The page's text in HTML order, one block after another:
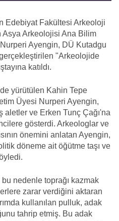
Edebiyat Fakültesi Arkeoloji
Asya Arkeolojisi Ana Bilim
Ayengin, DÜ Kutadgu
"Arkeolojide
katıldı.
yürütülen Kahin Tepe
Üyesi Nurperi Ayengin,
aletler ve Erken Tunç Çağı'na
gösterdi. Arkeologlar ve
önemini anlatan Ayengin,
döneme ait öğütme taşı ve
bu nedenle toprağı kazmak
zarar verdiğini aktaran
kullanılan pulluk, adak
tahrip etmiş. Bu adak